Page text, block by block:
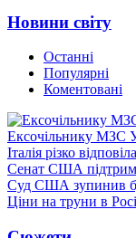
Новини світу
Останні
Популярні
Коментовані
Ексочільнику МЗС
Італія різко
Сенат США
Суд США зупинив
Ціни на труни в